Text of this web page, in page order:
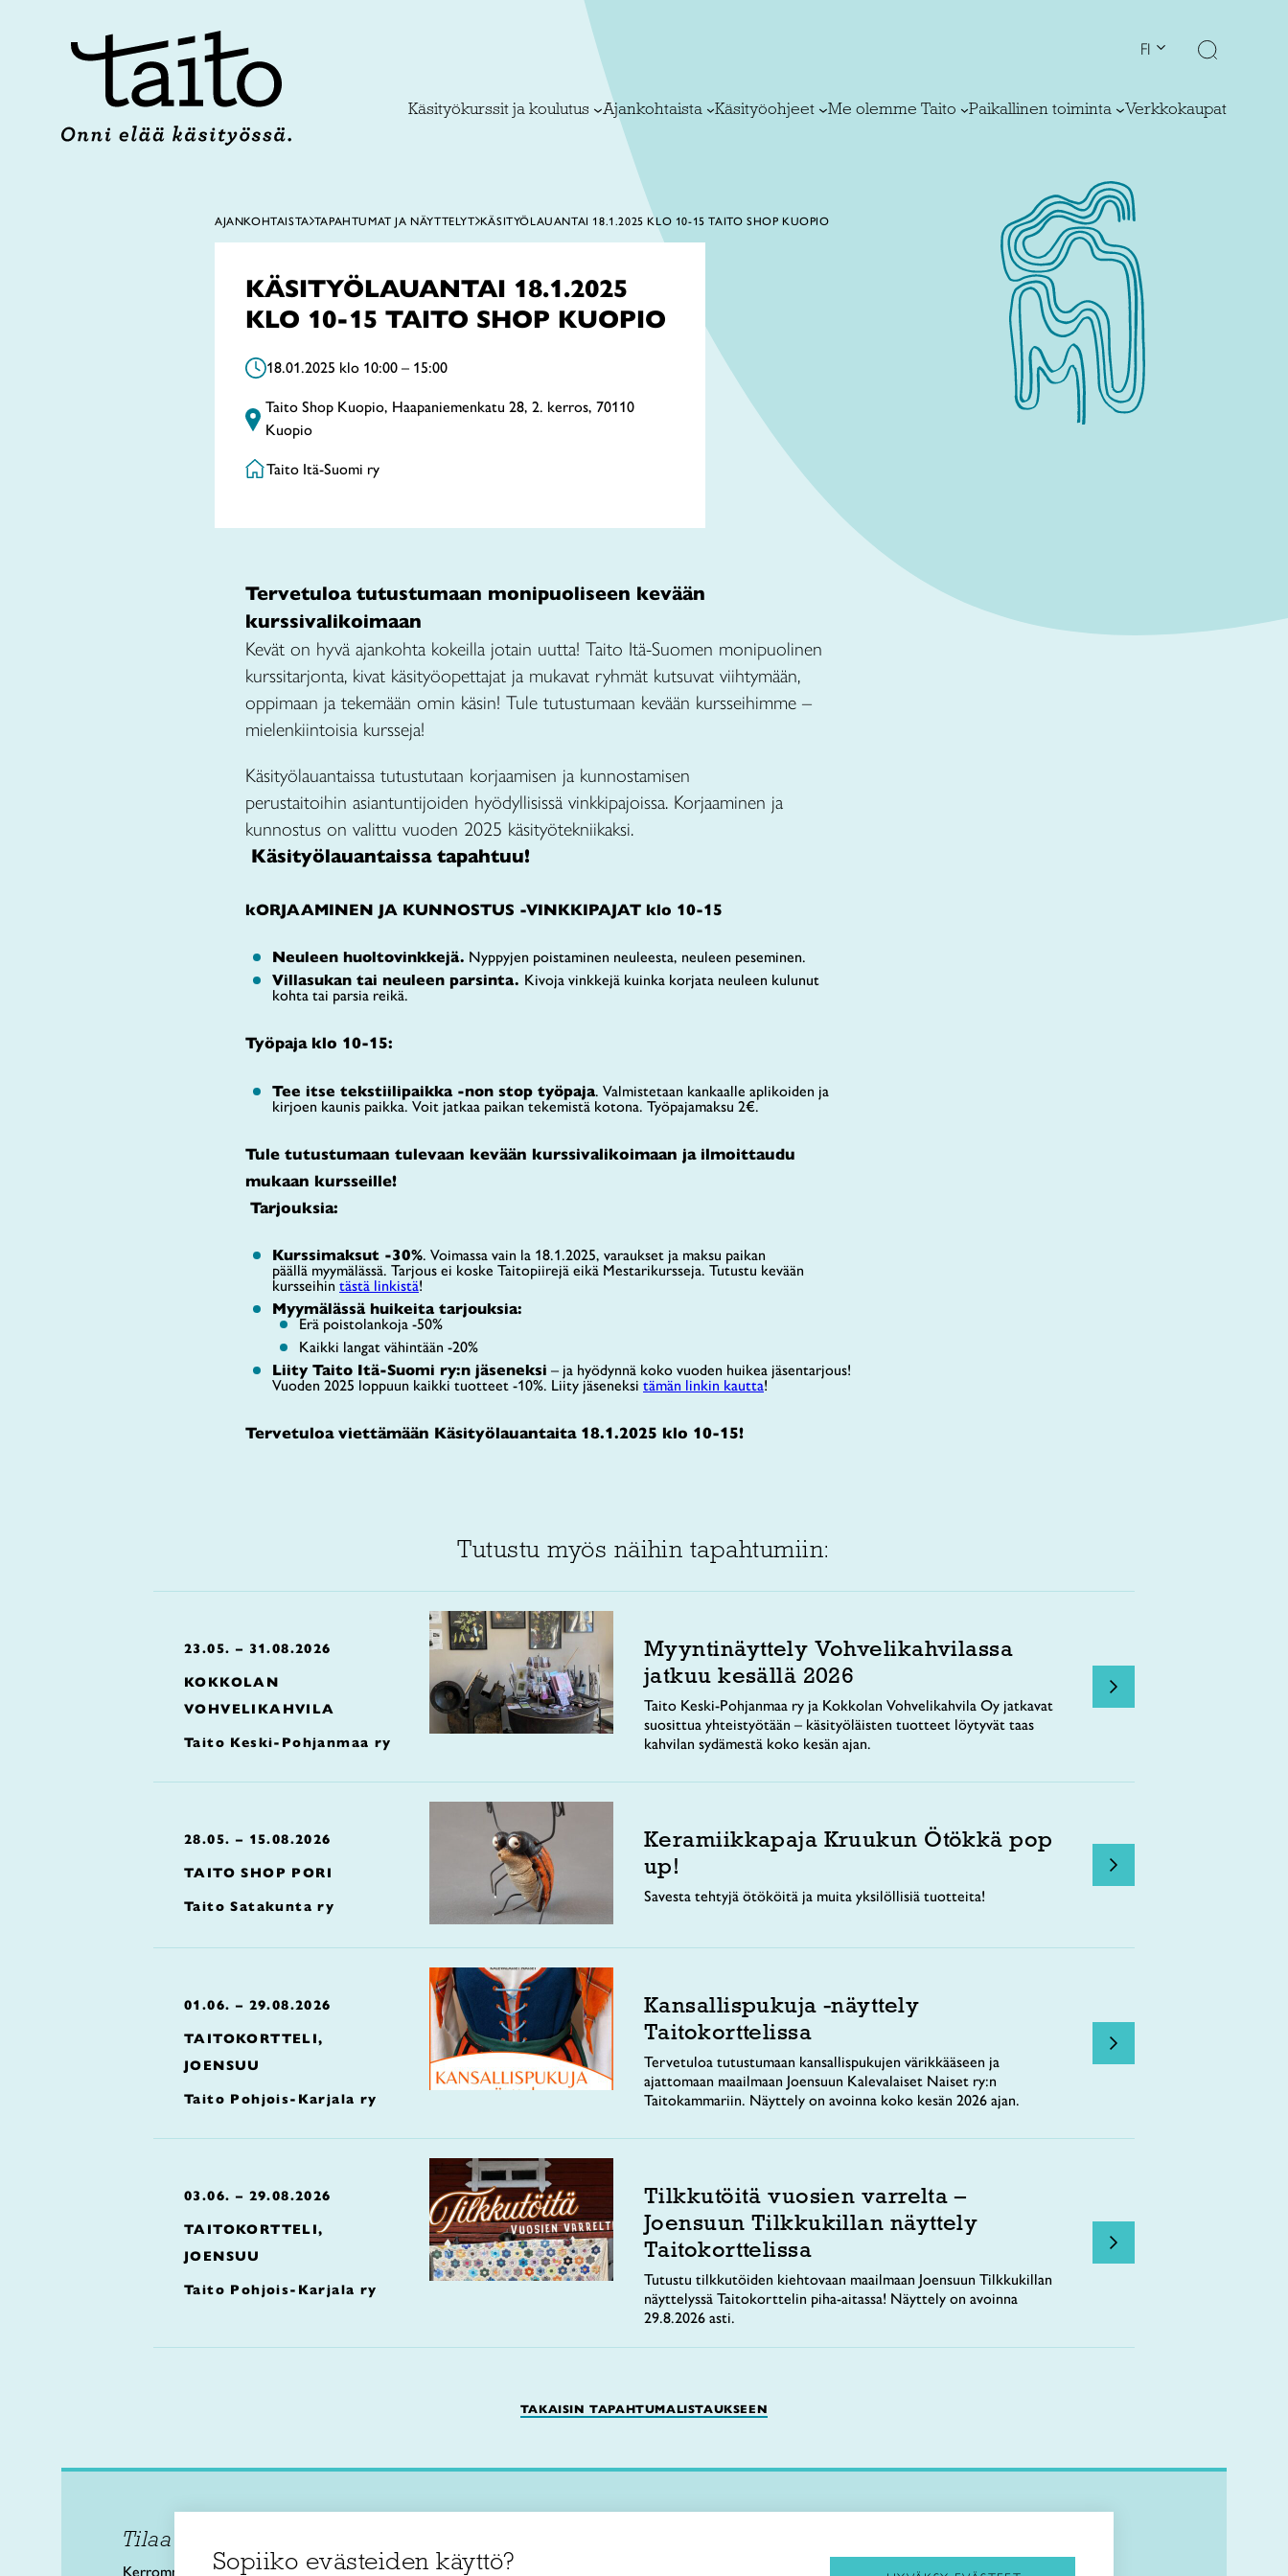
FI
Käsityökurssit ja koulutus Ajankohtaista Käsityöohjeet Me olemme Taito Paikallinen toiminta Verkkokaupat
AJANKOHTAISTA TAPAHTUMAT JA NÄYTTELYT KÄSITYÖLAUANTAI 18.1.2025 KLO 10-15 TAITO SHOP KUOPIO
KÄSITYÖLAUANTAI 18.1.2025
KLO 10-15 TAITO SHOP KUOPIO
18.01.2025 klo 10:00 – 15:00
Taito Shop Kuopio, Haapaniemenkatu 28, 2. kerros, 70110
Kuopio
Taito Itä-Suomi ry
Tervetuloa tutustumaan monipuoliseen kevään
kurssivalikoimaan
Kevät on hyvä ajankohta kokeilla jotain uutta! Taito Itä-Suomen monipuolinen
kurssitarjonta, kivat käsityöopettajat ja mukavat ryhmät kutsuvat viihtymään,
oppimaan ja tekemään omin käsin! Tule tutustumaan kevään kursseihimme –
mielenkiintoisia kursseja!
Käsityölauantaissa tutustutaan korjaamisen ja kunnostamisen
perustaitoihin asiantuntijoiden hyödyllisissä vinkkipajoissa. Korjaaminen ja
kunnostus on valittu vuoden 2025 käsityötekniikaksi.
Käsityölauantaissa tapahtuu!
kORJAAMINEN JA KUNNOSTUS -VINKKIPAJAT klo 10-15
Neuleen huoltovinkkejä. Nyppyjen poistaminen neuleesta, neuleen peseminen.
Villasukan tai neuleen parsinta. Kivoja vinkkejä kuinka korjata neuleen kulunut
kohta tai parsia reikä.
Työpaja klo 10-15:
Tee itse tekstiilipaikka -non stop työpaja. Valmistetaan kankaalle aplikoiden ja
kirjoen kaunis paikka. Voit jatkaa paikan tekemistä kotona. Työpajamaksu 2€.
Tule tutustumaan tulevaan kevään kurssivalikoimaan ja ilmoittaudu
mukaan kursseille!
Tarjouksia:
Kurssimaksut -30%. Voimassa vain la 18.1.2025, varaukset ja maksu paikan
päällä myymälässä. Tarjous ei koske Taitopiirejä eikä Mestarikursseja. Tutustu kevään
kursseihin tästä linkistä!
Myymälässä huikeita tarjouksia:
Erä poistolankoja -50%
Kaikki langat vähintään -20%
Liity Taito Itä-Suomi ry:n jäseneksi – ja hyödynnä koko vuoden huikea jäsentarjous!
Vuoden 2025 loppuun kaikki tuotteet -10%. Liity jäseneksi tämän linkin kautta!
Tervetuloa viettämään Käsityölauantaita 18.1.2025 klo 10-15!
Tutustu myös näihin tapahtumiin:
23.05. – 31.08.2026
KOKKOLAN
VOHVELIKAHVILA
Taito Keski-Pohjanmaa ry
Myyntinäyttely Vohvelikahvilassa
jatkuu kesällä 2026
Taito Keski-Pohjanmaa ry ja Kokkolan Vohvelikahvila Oy jatkavat
suosittua yhteistyötään – käsityöläisten tuotteet löytyvät taas
kahvilan sydämestä koko kesän ajan.
28.05. – 15.08.2026
TAITO SHOP PORI
Taito Satakunta ry
Keramiikkapaja Kruukun Ötökkä pop
up!
Savesta tehtyjä ötököitä ja muita yksilöllisiä tuotteita!
01.06. – 29.08.2026
TAITOKORTTELI,
JOENSUU
Taito Pohjois-Karjala ry
Kansallispukuja -näyttely
Taitokorttelissa
Tervetuloa tutustumaan kansallispukujen värikkääseen ja
ajattomaan maailmaan Joensuun Kalevalaiset Naiset ry:n
Taitokammariin. Näyttely on avoinna koko kesän 2026 ajan.
03.06. – 29.08.2026
TAITOKORTTELI,
JOENSUU
Taito Pohjois-Karjala ry
Tilkkutöitä vuosien varrelta –
Joensuun Tilkkukillan näyttely
Taitokorttelissa
Tutustu tilkkutöiden kiehtovaan maailmaan Joensuun Tilkkukillan
näyttelyssä Taitokorttelin piha-aitassa! Näyttely on avoinna
29.8.2026 asti.
TAKAISIN TAPAHTUMALISTAUKSEEN
Tilaa uutiskirje
Kerromme käsityön valtakunnallisista
Käsi- ja taideteollisuusliitto Taito ry
Kirjaudu Taitocampukseen
Sopiiko evästeiden käyttö?